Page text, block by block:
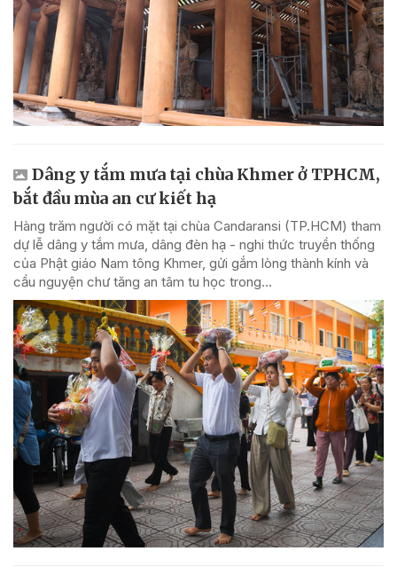
Dâng y tắm mưa tại chùa Khmer ở TPHCM,
bắt đầu mùa an cư kiết hạ
Hàng trăm người có mặt tại chùa Candaransi (TP.HCM) tham
dự lễ dâng y tắm mưa, dâng đèn hạ - nghi thức truyền thống
của Phật giáo Nam tông Khmer, gửi gắm lòng thành kính và
cầu nguyện chư tăng an tâm tu học trong...